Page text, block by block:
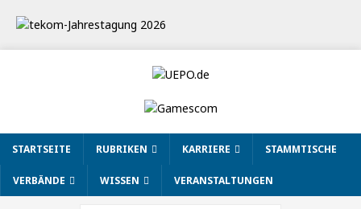
STARTSEITE RUBRIKEN KARRIERE STAMMTISCHE
VERBÄNDE WISSEN VERANSTALTUNGEN